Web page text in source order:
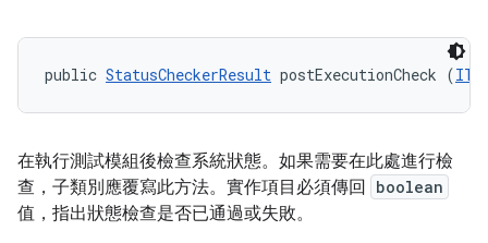
public StatusCheckerResult postExecutionCheck (
在執行測試模組後檢查系統狀態。如果需要在此處進行檢
查，子類別應覆寫此方法。實作項目必須傳回
boolean
值，指出狀態檢查是否已通過或失敗。